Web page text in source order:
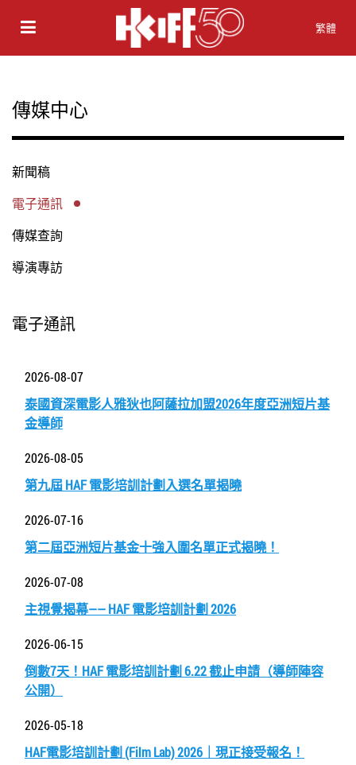
繁體
傳媒中心
新聞稿
電子通訊
傳媒查詢
導演專訪
電子通訊
2026-08-07
泰國資深電影人雅狄也阿薩拉加盟2026年度亞洲短片基
金導師
2026-08-05
第九屆 HAF 電影培訓計劃入選名單揭曉
2026-07-16
第二屆亞洲短片基金十強入圍名單正式揭曉！
2026-07-08
主視覺揭幕—— HAF 電影培訓計劃 2026
2026-06-15
倒數7天！HAF 電影培訓計劃 6.22 截止申請（導師陣容
公開）
2026-05-18
HAF電影培訓計劃 (Film Lab) 2026｜現正接受報名！